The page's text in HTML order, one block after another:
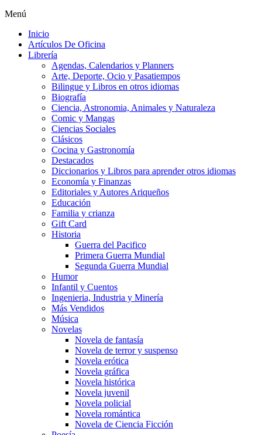
Menú
Inicio
Artículos De Oficina
Librería
Agendas, Calendarios y Planners
Arte, Deporte, Ocio y Pasatiempos
Bilingue y Libros en otros idiomas
Biografía
Ciencia, Astronomia, Animales y Naturaleza
Comic y Mangas
Ciencias Sociales
Clásicos
Cocina y Gastronomía
Destacados
Diccionarios y Libros para aprender otros idiomas
Economía y Finanzas
Editoriales y Autores Ariqueños
Educación
Familia y crianza
Gift Card
Historia
Guerra del Pacifico
Primera Guerra Mundial
Segunda Guerra Mundial
Humor
Infantil y Cuentos
Ingenieria, Industria y Minería
Más Vendidos
Música
Novelas
Novela de fantasía
Novela de terror y suspenso
Novela erótica
Novela gráfica
Novela histórica
Novela juvenil
Novela policial
Novela romántica
Novela de Ciencia Ficción